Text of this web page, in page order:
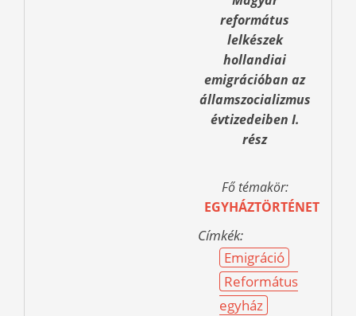
református
lelkészek
hollandiai
emigrációban az
államszocializmus
évtizedeiben I.
rész
Fő témakör:
EGYHÁZTÖRTÉNET
Címkék:
Emigráció
Református
egyház